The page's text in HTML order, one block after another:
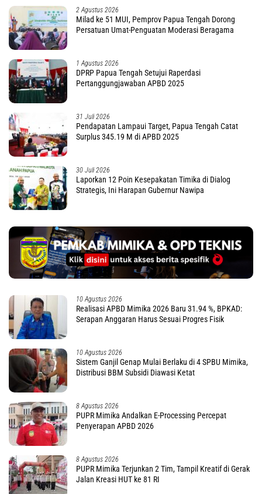
2 Agustus 2026
Milad ke 51 MUI, Pemprov Papua Tengah Dorong
Persatuan Umat-Penguatan Moderasi Beragama
1 Agustus 2026
DPRP Papua Tengah Setujui Raperdasi
Pertanggungjawaban APBD 2025
31 Juli 2026
Pendapatan Lampaui Target, Papua Tengah Catat
Surplus 345.19 M di APBD 2025
30 Juli 2026
Laporkan 12 Poin Kesepakatan Timika di Dialog
Strategis, Ini Harapan Gubernur Nawipa
10 Agustus 2026
Realisasi APBD Mimika 2026 Baru 31.94 %, BPKAD:
Serapan Anggaran Harus Sesuai Progres Fisik
10 Agustus 2026
Sistem Ganjil Genap Mulai Berlaku di 4 SPBU Mimika,
Distribusi BBM Subsidi Diawasi Ketat
8 Agustus 2026
PUPR Mimika Andalkan E-Processing Percepat
Penyerapan APBD 2026
8 Agustus 2026
PUPR Mimika Terjunkan 2 Tim, Tampil Kreatif di Gerak
Jalan Kreasi HUT ke 81 RI